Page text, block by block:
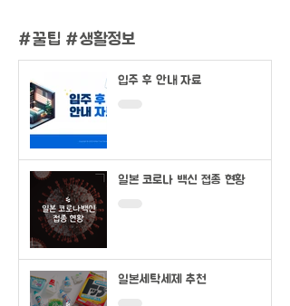
#꿀팁 #생활정보
입주 후 안내 자료
일본 코로나 백신 접종 현황
일본세탁세제 추천